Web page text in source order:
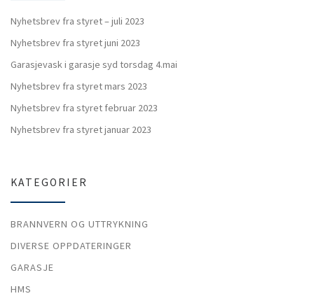
Nyhetsbrev fra styret – juli 2023
Nyhetsbrev fra styret juni 2023
Garasjevask i garasje syd torsdag 4.mai
Nyhetsbrev fra styret mars 2023
Nyhetsbrev fra styret februar 2023
Nyhetsbrev fra styret januar 2023
KATEGORIER
BRANNVERN OG UTTRYKNING
DIVERSE OPPDATERINGER
GARASJE
HMS